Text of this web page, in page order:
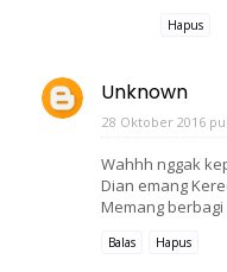
Hapus
Unknown
28 Oktober 2016
Wahhh nggak
Dian emang
Memang
Balas Hapus